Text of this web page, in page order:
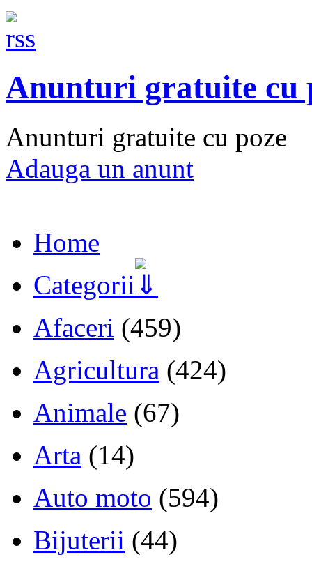
Anunturi gratuite cu
Anunturi gratuite cu poze
Adauga un anunt
Home
Categorii
Afaceri (459)
Agricultura (424)
Animale (67)
Arta (14)
Auto moto (594)
Bijuterii (44)